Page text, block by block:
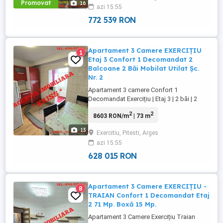
Promovat 16
Amplasat la etajul 1 al unui bloc prevăzut
cu lift, acest ...
azi 15:55
772 539 RON
13
1
Apartament 3 Camere EXERCIȚIU
Etaj 3 Confort 1 Decomandat 2
Balcoane 2 Băi Mobilat Utilat Șc.
Nr. 2
Apartament 3 camere Confort 1
Decomandat Exercițiu | Etaj 3 | 2 băi | 2
Parcare Rezervată - Într-una dintre cele mai
câțiva pași de Școala nr. 2 și Lidl, se află
acest ...
8603 RON/m2| 73 m2
Exercitiu, Pitesti, Arges
azi 15:55
628 015 RON
8
Apartament 3 Camere EXERCIȚIU -
TRAIAN Confort 1 Decomandat Etaj
2 71 Mp. Boxă 15 Mp.
Apartament 3 Camere Exercițiu Traian